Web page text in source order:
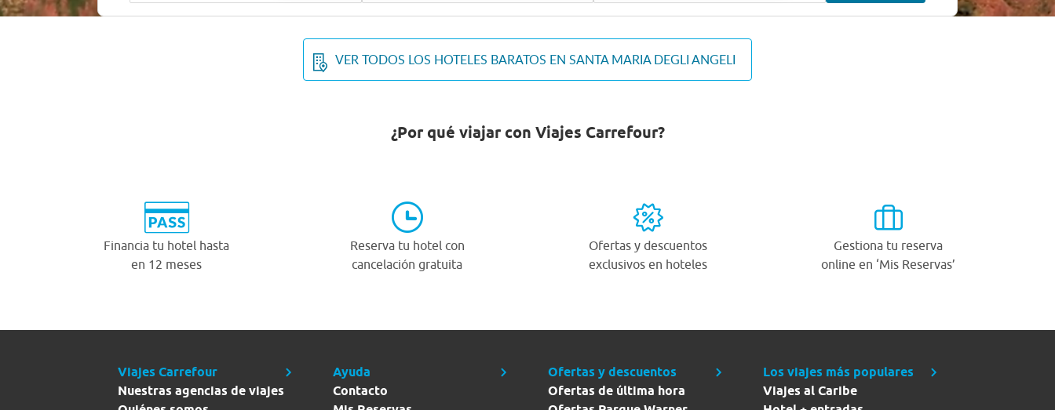
VER TODOS LOS HOTELES BARATOS EN SANTA MARIA DEGLI ANGELI
¿Por qué viajar con Viajes Carrefour?
Financia tu hotel hasta
en 12 meses
Reserva tu hotel con
cancelación gratuita
Ofertas y descuentos
exclusivos en hoteles
Gestiona tu reserva
online en ‘Mis Reservas’
Viajes Carrefour
Nuestras agencias de viajes
Ayuda
Contacto
Ofertas y descuentos
Ofertas de última hora
Los viajes más populares
Viajes al Caribe